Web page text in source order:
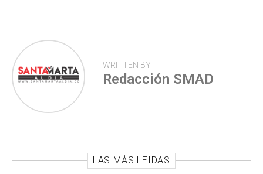
WRITTEN BY
Redacción SMAD
LAS MÁS LEIDAS